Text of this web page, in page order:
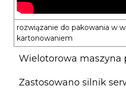
rozwiązanie do pakowania w
kartonowaniem
Wielotorowa maszyna
Zastosowano silnik